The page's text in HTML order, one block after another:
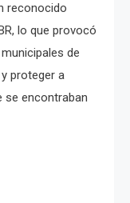
reconocido
lo que provocó
de
proteger a
se encontraban